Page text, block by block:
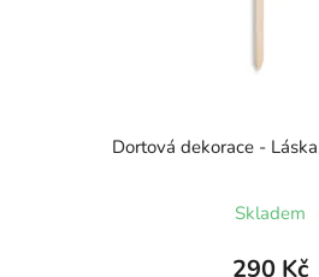
Dortová dekorace -
Skladem
290 Kč